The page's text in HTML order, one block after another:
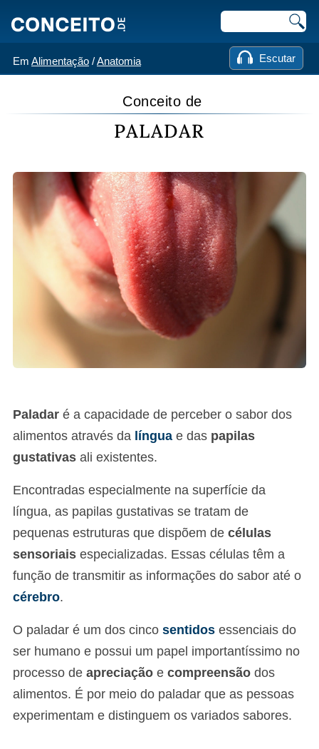
Em Alimentação /Anatomia Escutar
Conceito de
PALADAR
Paladar é a capacidade de perceber o sabor dos
alimentos através da língua e das papilas
gustativas ali existentes.
Encontradas especialmente na superfície da
língua, as papilas gustativas se tratam de
pequenas estruturas que dispõem de células
sensoriais especializadas. Essas células têm a
função de transmitir as informações do sabor até o
cérebro.
O paladar é um dos cinco sentidos essenciais do
ser humano e possui um papel importantíssimo no
processo de apreciação e compreensão dos
alimentos. É por meio do paladar que as pessoas
experimentam e distinguem os variados sabores.